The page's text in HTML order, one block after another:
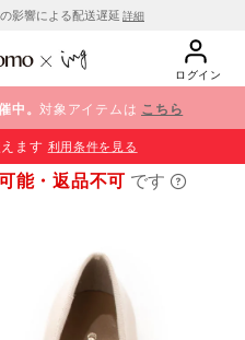
影響による配送遅延 詳細
ログイン
中。対象アイテムは こちら
ます 利用条件を見る
能・返品不可 です